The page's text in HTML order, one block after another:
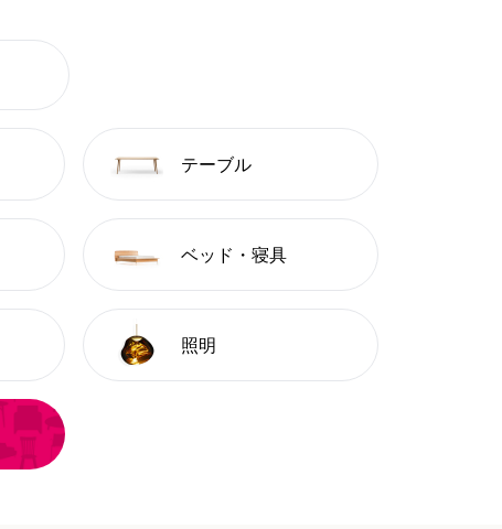
テーブル
ベッド・寝具
照明